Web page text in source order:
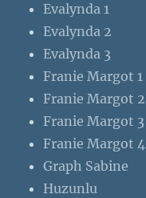
Evalynda 1
Evalynda 2
Evalynda 3
Franie Margot 1
Franie Margot 2
Franie Margot 3
Franie Margot 4
Graph Sabine
Huzunlu